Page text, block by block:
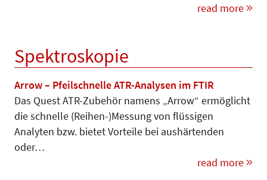
read more
Spektroskopie
Arrow – Pfeilschnelle ATR-Analysen im FTIR
Das Quest ATR-Zubehör namens „Arrow“ ermöglicht
die schnelle (Reihen-)Messung von flüssigen
Analyten bzw. bietet Vorteile bei aushärtenden
oder…
read more